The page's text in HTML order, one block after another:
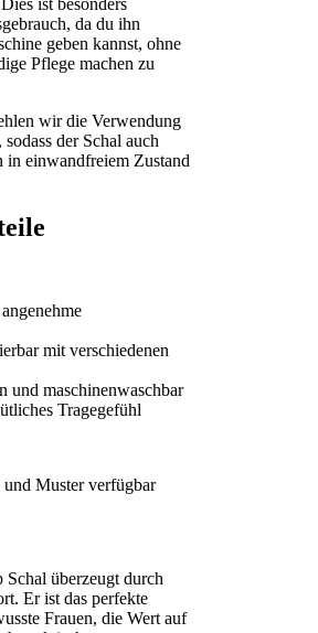
da du ihn
geben kannst, ohne
Pflege machen zu
wir die Verwendung
der Schal auch
in einwandfreiem Zustand
mit verschiedenen
und maschinenwaschbar
Tragegefühl
und Muster verfügbar
überzeugt durch
Er ist das perfekte
Frauen, die Wert auf